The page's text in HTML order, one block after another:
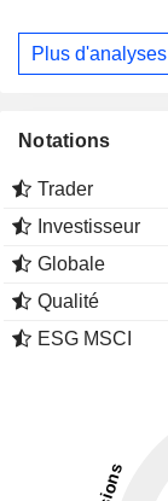
Plus d'analyses
Notations
Trader
Investisseur
Globale
Qualité
ESG MSCI